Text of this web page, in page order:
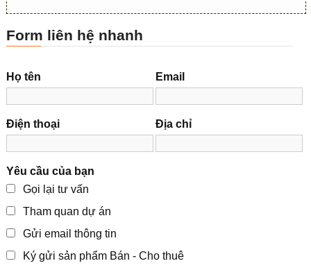
Form liên hệ nhanh
Họ tên Email
Điện thoại Địa chỉ
Yêu cầu của bạn
Gọi lại tư vấn
Tham quan dự án
Gửi email thông tin
Ký gửi sản phẩm Bán - Cho thuê